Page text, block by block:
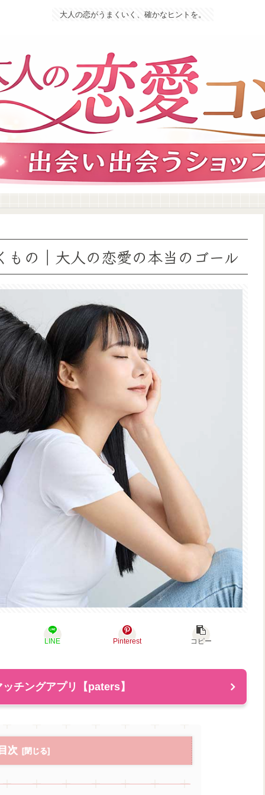
大人の恋がうまくいく、確かなヒントを。
もの｜大人の恋愛の本当のゴール
LINE Pinterest コピー
チングアプリ【paters】
次